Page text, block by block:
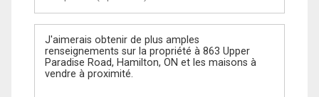
Message